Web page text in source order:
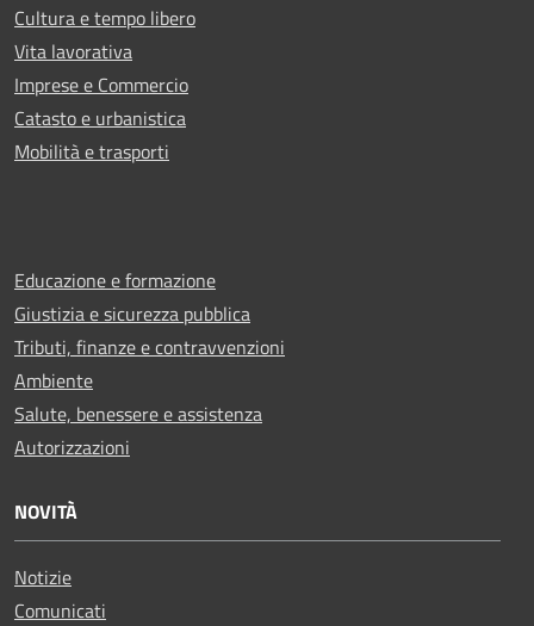
Cultura e tempo libero
Vita lavorativa
Imprese e Commercio
Catasto e urbanistica
Mobilità e trasporti
Educazione e formazione
Giustizia e sicurezza pubblica
Tributi, finanze e contravvenzioni
Ambiente
Salute, benessere e assistenza
Autorizzazioni
NOVITÀ
Notizie
Comunicati